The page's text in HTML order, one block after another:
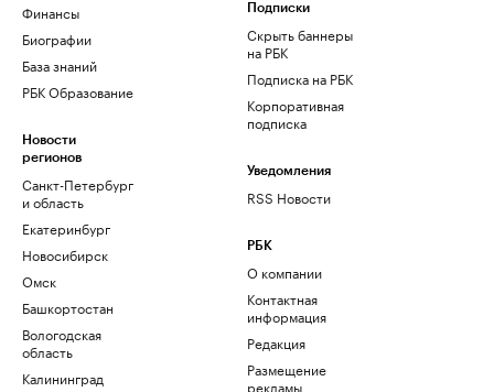
Финансы
Биографии
База знаний
РБК Образование
Новости
регионов
Санкт-Петербург
и область
Екатеринбург
Новосибирск
Омск
Башкортостан
Вологодская
область
Калининград
Подписки
Скрыть баннеры
на РБК
Подписка на РБК
Корпоративная
подписка
Уведомления
RSS Новости
РБК
О компании
Контактная
информация
Редакция
Размещение
рекламы